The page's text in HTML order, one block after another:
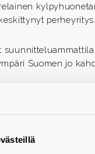
perheyritys.
Suomen jo
mielellämme